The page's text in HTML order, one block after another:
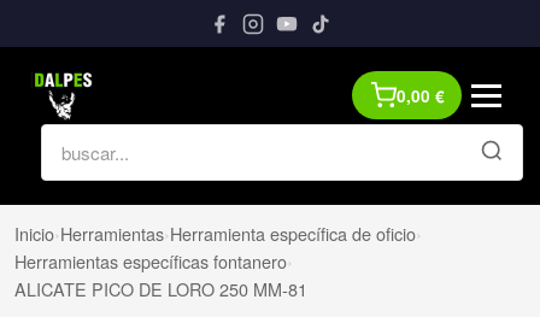
0,00 €
Inicio›Herramientas›Herramienta específica de oficio›
Herramientas específicas fontanero›
ALICATE PICO DE LORO 250 MM-81